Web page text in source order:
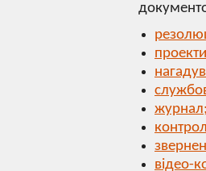
журнал;
відео-